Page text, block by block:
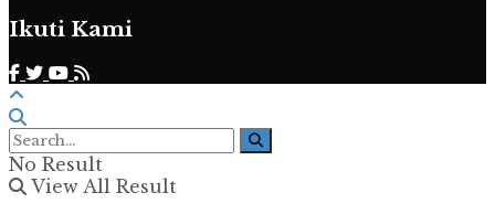
Ikuti Kami
No Result
View All Result